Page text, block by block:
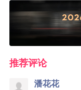
推荐评论
潘花花